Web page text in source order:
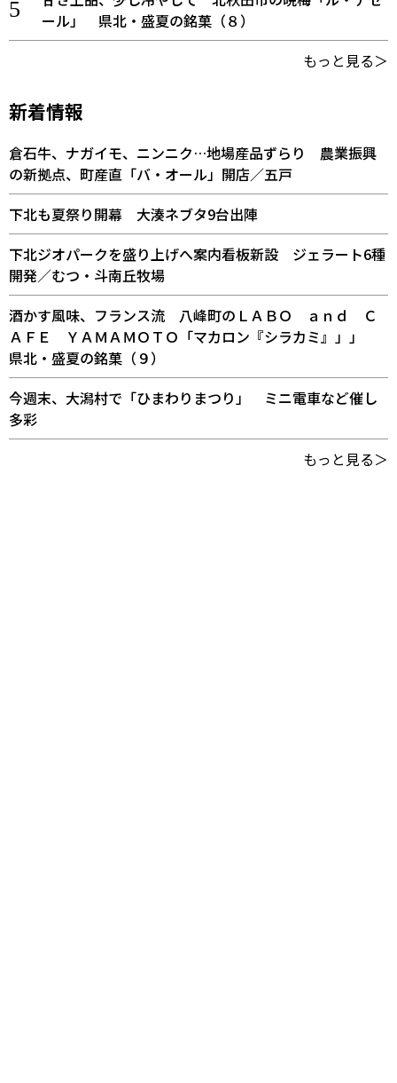
ール」 県北・盛夏の銘菓（８）
もっと見る＞
新着情報
倉石牛、ナガイモ、ニンニク…地場産品ずらり 農業振興
の新拠点、町産直「バ・オール」開店／五戸
下北も夏祭り開幕 大湊ネブタ9台出陣
下北ジオパークを盛り上げへ案内看板新設 ジェラート6種
開発／むつ・斗南丘牧場
酒かす風味、フランス流 八峰町のＬＡＢＯ ａｎｄ Ｃ
ＡＦＥ ＹＡＭＡＭＯＴＯ「マカロン『シラカミ』」」
県北・盛夏の銘菓（９）
今週末、大潟村で「ひまわりまつり」 ミニ電車など催し
多彩
もっと見る＞